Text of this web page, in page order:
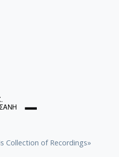
Collection of Recordings»